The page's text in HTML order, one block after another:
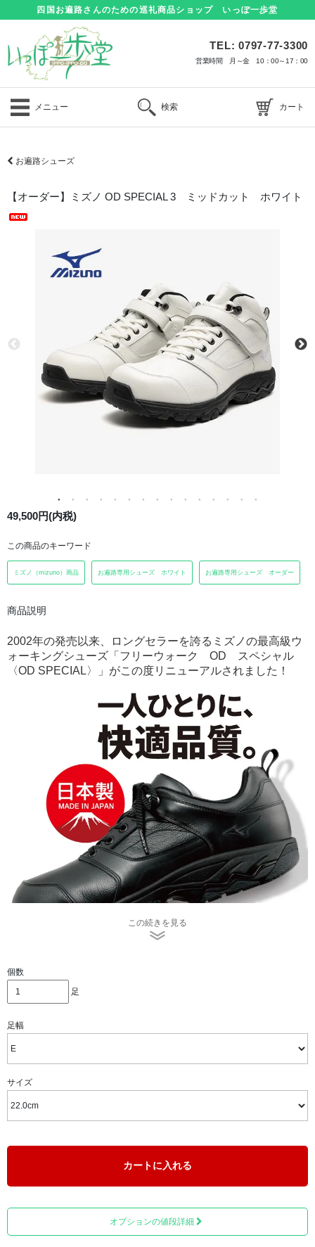
四国お遍路さんのための巡礼商品ショップ いっぽ一歩堂
TEL: 0797-77-3300
営業時間 月～金 10：00～17：00
メニュー 検索 カート
お遍路シューズ
【オーダー】ミズノ OD SPECIAL 3 ミッドカット ホワイト
49,500円(内税)
この商品のキーワード
ミズノ（mizuno）商品 お遍路専用シューズ ホワイト お遍路専用シューズ オーダー
商品説明
2002年の発売以来、ロングセラーを誇るミズノの最高級ウ
ォーキングシューズ 「フリーウォーク OD スペシャル
〈OD SPECIAL〉」 がこの度リニューアルされました！
に。
歩き遍路の経験者であり、靴の専門家がオススメするウォ
ーキングシューズです。
この続きを見る
個数
足
足幅
サイズ
カートに入れる
オプションの値段詳細